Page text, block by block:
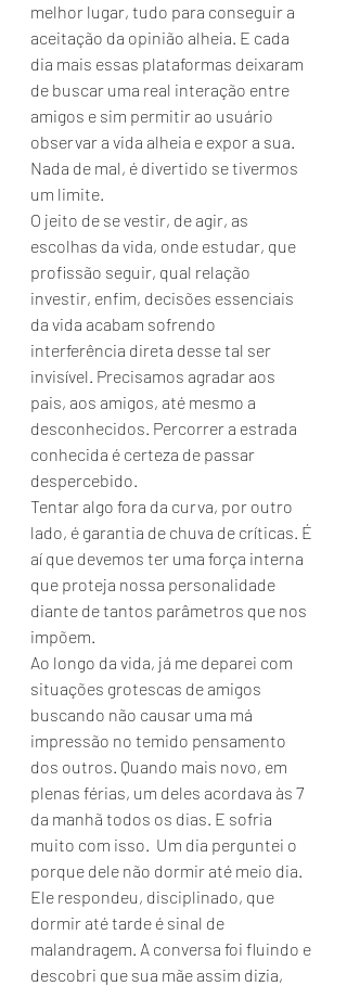
melhor lugar, tudo para conseguir a
aceitação da opinião alheia. E cada
dia mais essas plataformas deixaram
de buscar uma real interação entre
amigos e sim permitir ao usuário
observar a vida alheia e expor a sua.
Nada de mal, é divertido se tivermos
um limite.
O jeito de se vestir, de agir, as
escolhas da vida, onde estudar, que
profissão seguir, qual relação
investir, enfim, decisões essenciais
da vida acabam sofrendo
interferência direta desse tal ser
invisível. Precisamos agradar aos
pais, aos amigos, até mesmo a
desconhecidos. Percorrer a estrada
conhecida é certeza de passar
despercebido.
Tentar algo fora da curva, por outro
lado, é garantia de chuva de críticas. É
aí que devemos ter uma força interna
que proteja nossa personalidade
diante de tantos parâmetros que nos
impõem.
Ao longo da vida, já me deparei com
situações grotescas de amigos
buscando não causar uma má
impressão no temido pensamento
dos outros. Quando mais novo, em
plenas férias, um deles acordava às 7
da manhã todos os dias. E sofria
muito com isso.  Um dia perguntei o
porque dele não dormir até meio dia.
Ele respondeu, disciplinado, que
dormir até tarde é sinal de
malandragem. A conversa foi fluindo e
descobri que sua mãe assim dizia,